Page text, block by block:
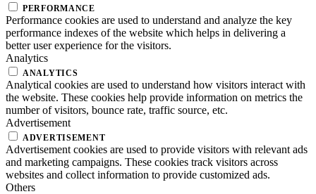
PERFORMANCE
Performance cookies are used to understand and analyze the key
performance indexes of the website which helps in delivering a
better user experience for the visitors.
Analytics
ANALYTICS
Analytical cookies are used to understand how visitors interact with
the website. These cookies help provide information on metrics the
number of visitors, bounce rate, traffic source, etc.
Advertisement
ADVERTISEMENT
Advertisement cookies are used to provide visitors with relevant ads
and marketing campaigns. These cookies track visitors across
websites and collect information to provide customized ads.
Others